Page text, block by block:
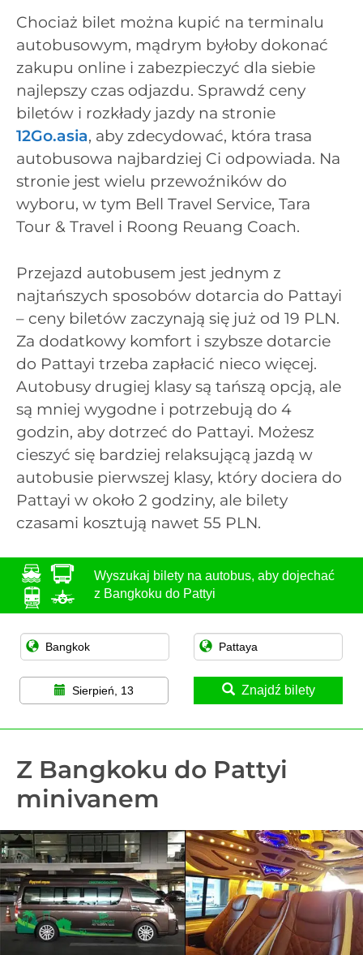
Chociaż bilet można kupić na terminalu
autobusowym, mądrym byłoby dokonać
zakupu online i zabezpieczyć dla siebie
najlepszy czas odjazdu. Sprawdź ceny
biletów i rozkłady jazdy na stronie
12Go.asia, aby zdecydować, która trasa
autobusowa najbardziej Ci odpowiada. Na
stronie jest wielu przewoźników do
wyboru, w tym Bell Travel Service, Tara
Tour & Travel i Roong Reuang Coach.
Przejazd autobusem jest jednym z
najtańszych sposobów dotarcia do Pattayi
– ceny biletów zaczynają się już od 19 PLN.
Za dodatkowy komfort i szybsze dotarcie
do Pattayi trzeba zapłacić nieco więcej.
Autobusy drugiej klasy są tańszą opcją, ale
są mniej wygodne i potrzebują do 4
godzin, aby dotrzeć do Pattayi. Możesz
cieszyć się bardziej relaksującą jazdą w
autobusie pierwszej klasy, który dociera do
Pattayi w około 2 godziny, ale bilety
czasami kosztują nawet 55 PLN.
Wyszukaj bilety na autobus, aby dojechać
z Bangkoku do Pattyi
Sierpień, 13 Znajdź bilety
Z Bangkoku do Pattyi
minivanem